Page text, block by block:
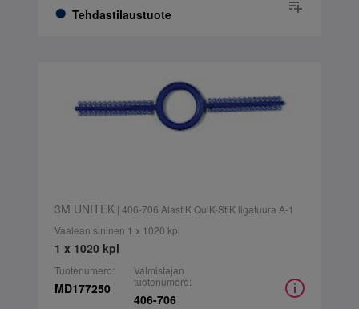
Tehdastilaustuote
3M UNITEK| 406-706 AlastiK QuiK-StiK ligatuura A-1
Vaalean sininen 1 x 1020 kpl
1 x 1020 kpl
Tuotenumero:
MD177250
Valmistajan
tuotenumero:
406-706